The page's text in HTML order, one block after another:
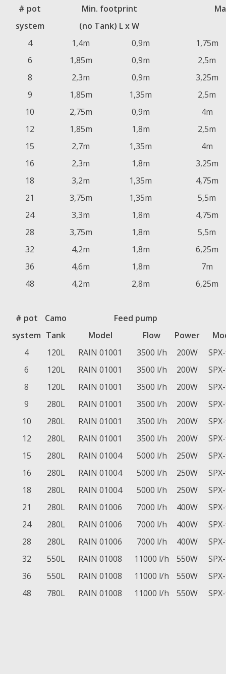
# pot
system
Min. footprint
(no Tank) L x W
4 1,4m 0,9m
1,75m
6
1,85m 0,9m
2,5m
8
2,3m 0,9m
3,25m
9
1,85m 1,35m
2,5m
10
2,75m 0,9m
4m
12
1,85m 1,8m
2,5m
15
2,7m 1,35m
4m
16
2,3m 1,8m
3,25m
18
3,2m 1,35m
4,75m
21
3,75m 1,35m
5,5m
24
3,3m 1,8m
4,75m
28
3,75m 1,8m
5,5m
32
4,2m 1,8m
6,25m
36
4,6m 1,8m
7m
48
4,2m 2,8m 6,25m
# pot
system
Camo
Tank
Feed pump
Model
Flow Power
4
120L RAIN 01001 3500 l/h 200W
6
120L RAIN 01001 3500 l/h 200W
8
120L RAIN 01001 3500 l/h 200W
9
280L RAIN 01001 3500 l/h 200W
10
280L RAIN 01001 3500 l/h 200W
12
280L RAIN 01001 3500 l/h 200W
15
280L RAIN 01004 5000 l/h 250W
16
280L RAIN 01004 5000 l/h 250W
18
280L RAIN 01004 5000 l/h 250W
21
280L RAIN 01006 7000 l/h 400W
24
280L RAIN 01006 7000 l/h 400W
28
280L RAIN 01006 7000 l/h 400W
32
550L RAIN 01008 11000 l/h 550W
36
550L RAIN 01008 11000 l/h 550W
48
780L RAIN 01008 11000 l/h 550W